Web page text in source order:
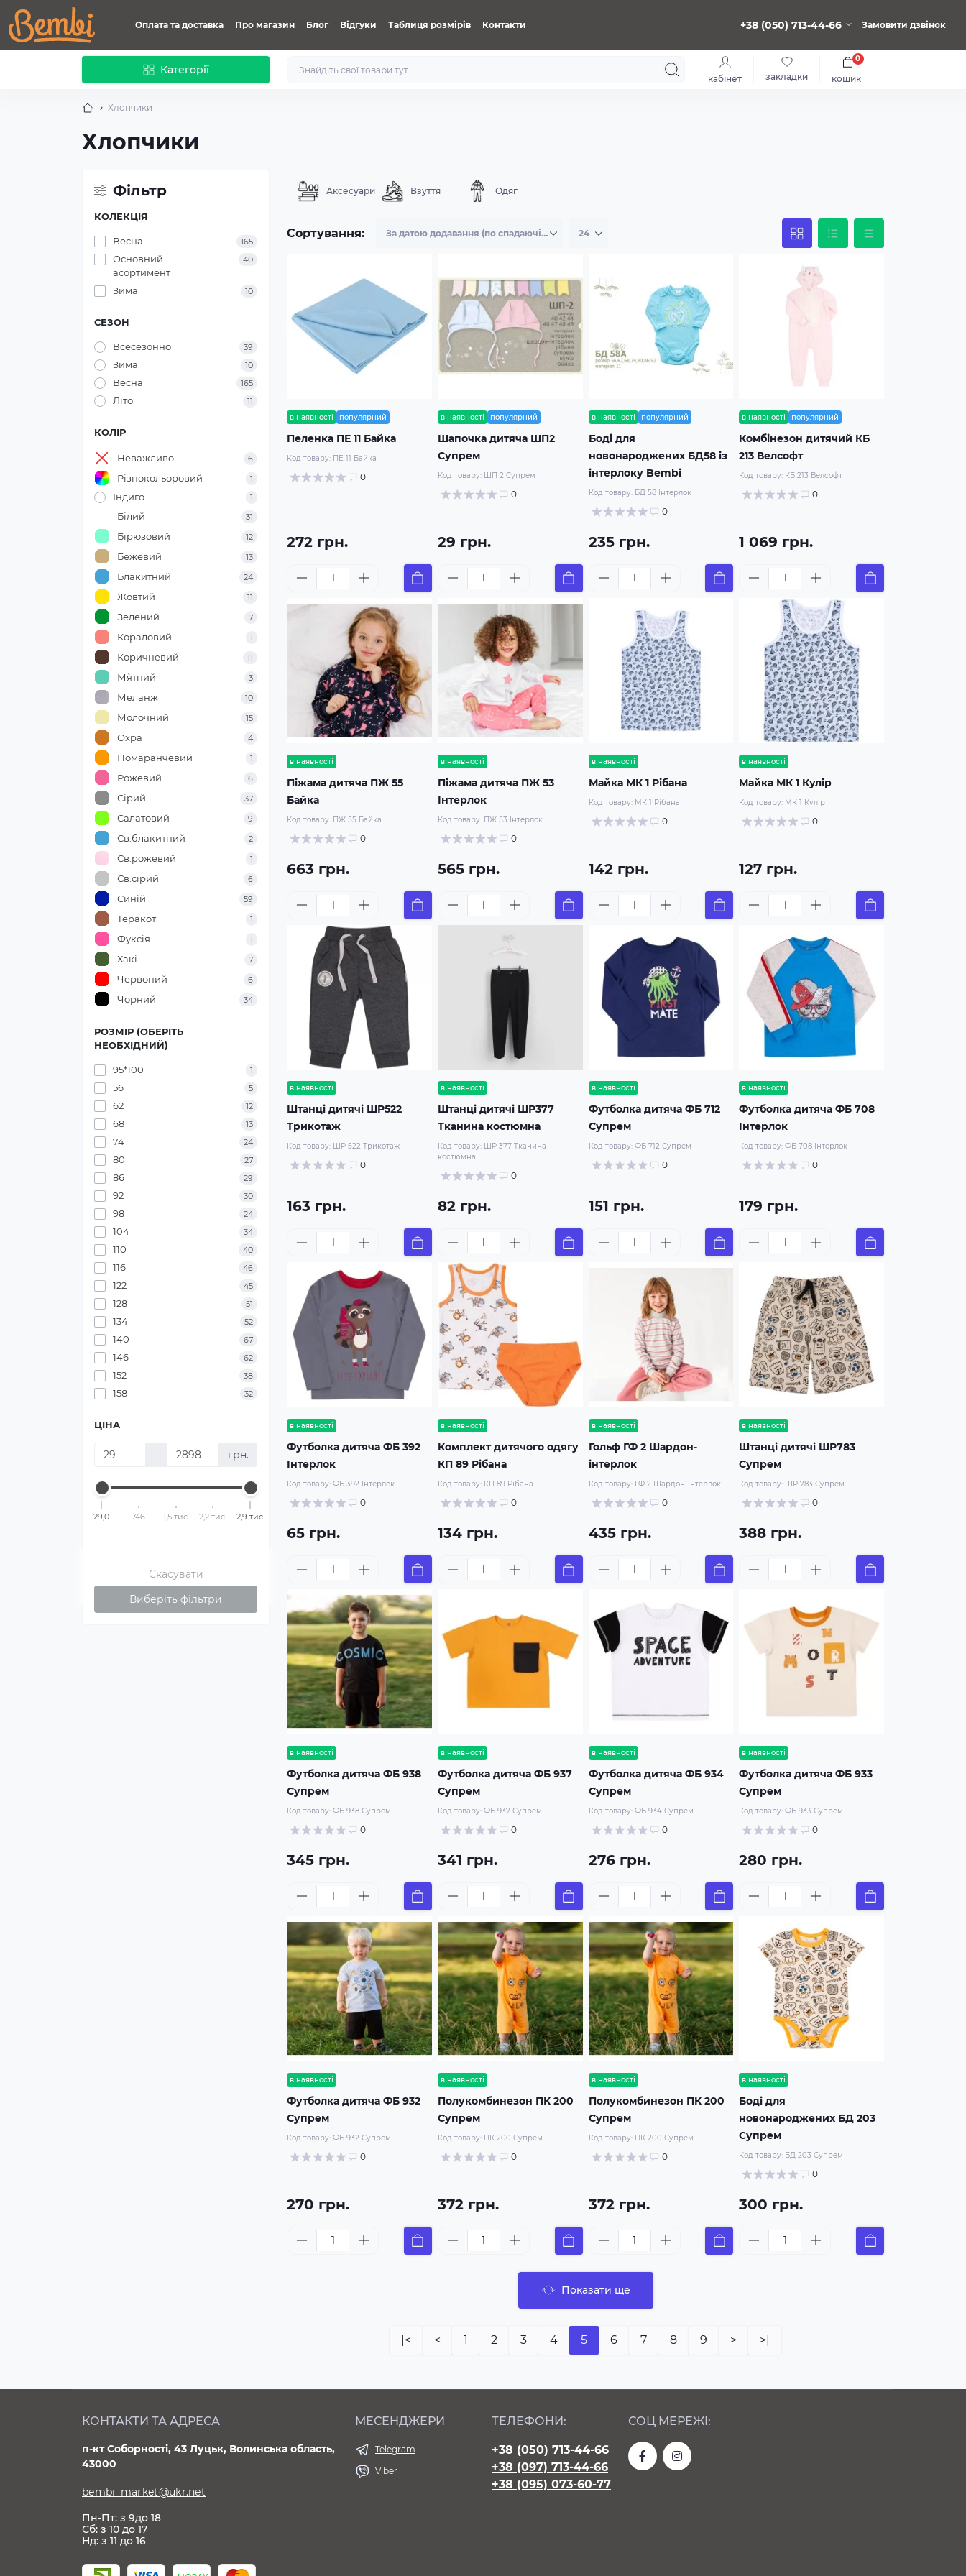
Оплата та доставка Про магазин Блог Відгуки Таблиця розмірів Контакти +38 (050) 713-44-66 Замовити дзвінок
Категорії
кабінет закладки кошик
0
Хлопчики
Хлопчики
Фільтр
КОЛЕКЦІЯ
Весна 165
Основний
асортимент
40
Зима 10
СЕЗОН
Всесезонно 39
Зима 10
Весна 165
Літо 11
КОЛІР
Неважливо 6
Різнокольоровий 1
Індиго 1
Білий 31
Бірюзовий 12
Бежевий 13
Блакитний 24
Жовтий 11
Зелений 7
Кораловий 1
Коричневий 11
М`ятний 3
Меланж 10
Молочний 15
Охра 4
Помаранчевий 1
Рожевий 6
Сірий 37
Салатовий 9
Св.блакитний 2
Св.рожевий 1
Св.сірий 6
Синій 59
Теракот 1
Фуксія 1
Хакі 7
Червоний 6
Чорний 34
РОЗМІР (ОБЕРІТЬ
НЕОБХІДНИЙ)
95*100 1
56 5
62 12
68 13
74 24
80 27
86 29
92 30
98 24
104 34
110 40
116 46
122 45
128 51
134 52
140 67
146 62
152 38
158 32
ЦІНА
- грн.
29,0 746 1,5 тис. 2,2 тис. 2,9 тис.
Скасувати
Виберіть фільтри
Аксесуари Взуття Одяг
Сортування:
в наявності популярний
Пеленка ПЕ 11 Байка
Код товару: ПЕ 11 Байка
0
272 грн.
в наявності популярний
Шапочка дитяча ШП2
Супрем
Код товару: ШП 2 Супрем
0
29 грн.
в наявності популярний
Боді для
новонароджених БД58 із
інтерлоку Bembi
Код товару: БД 58 Інтерлок
0
235 грн.
в наявності популярний
Комбінезон дитячий КБ
213 Велсофт
Код товару: КБ 213 Велсофт
0
1 069 грн.
в наявності
Піжама дитяча ПЖ 55
Байка
Код товару: ПЖ 55 Байка
0
663 грн.
в наявності
Піжама дитяча ПЖ 53
Інтерлок
Код товару: ПЖ 53 Інтерлок
0
565 грн.
в наявності
Майка МК 1 Рібана
Код товару: МК 1 Рібана
0
142 грн.
в наявності
Майка МК 1 Кулір
Код товару: МК 1 Кулір
0
127 грн.
в наявності
Штанці дитячі ШР522
Трикотаж
Код товару: ШР 522 Трикотаж
0
163 грн.
в наявності
Штанці дитячі ШР377
Тканина костюмна
Код товару: ШР 377 Тканина
костюмна
0
82 грн.
в наявності
Футболка дитяча ФБ 712
Супрем
Код товару: ФБ 712 Супрем
0
151 грн.
в наявності
Футболка дитяча ФБ 708
Інтерлок
Код товару:ФБ 708 Інтерлок
0
179 грн.
в наявності
Футболка дитяча ФБ 392
Інтерлок
Код товару: ФБ 392 Інтерлок
0
65 грн.
в наявності
Комплект дитячого одягу
КП 89 Рібана
Код товару: КП 89 Рібана
0
134 грн.
в наявності
Гольф ГФ 2 Шардон-
інтерлок
Код товару: ГФ 2 Шардон-інтерлок
0
435 грн.
в наявності
Штанці дитячі ШР783
Супрем
Код товару: ШР 783 Супрем
0
388 грн.
в наявності
Футболка дитяча ФБ 938
Супрем
Код товару: ФБ 938 Супрем
0
345 грн.
в наявності
Футболка дитяча ФБ 937
Супрем
Код товару: ФБ 937 Супрем
0
341 грн.
в наявності
Футболка дитяча ФБ 934
Супрем
Код товару: ФБ 934 Супрем
0
276 грн.
в наявності
Футболка дитяча ФБ 933
Супрем
Код товару:ФБ 933 Супрем
0
280 грн.
в наявності
Футболка дитяча ФБ 932
Супрем
Код товару: ФБ 932 Супрем
0
270 грн.
в наявності
Полукомбинезон ПК 200
Супрем
Код товару: ПК 200 Супрем
0
372 грн.
в наявності
Полукомбинезон ПК 200
Супрем
Код товару: ПК 200 Супрем
0
372 грн.
в наявності
Боді для
новонароджених БД 203
Супрем
Код товару: БД 203 Супрем
0
300 грн.
Показати ще
|< < 1 2 3 4 5 6 7 8 9 > >|
КОНТАКТИ ТА АДРЕСА
п-кт Соборності, 43 Луцьк, Волинська область,
43000
bembi_market@ukr.net
Пн-Пт: з 9до 18
Сб: з 10 до 17
Нд: з 11 до 16
МЕСЕНДЖЕРИ
Telegram
Viber
ТЕЛЕФОНИ:
+38 (050) 713-44-66
+38 (097) 713-44-66
+38 (095) 073-60-77
СОЦ МЕРЕЖІ: